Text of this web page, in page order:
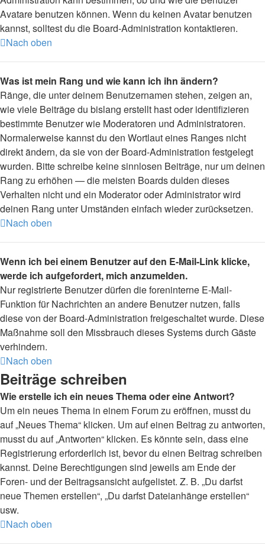
Avatare benutzen können. Wenn du keinen Avatar benutzen
kannst, solltest du die Board-Administration kontaktieren.
Nach oben
Was ist mein Rang und wie kann ich ihn ändern?
Ränge, die unter deinem Benutzernamen stehen, zeigen an,
wie viele Beiträge du bislang erstellt hast oder identifizieren
bestimmte Benutzer wie Moderatoren und Administratoren.
Normalerweise kannst du den Wortlaut eines Ranges nicht
direkt ändern, da sie von der Board-Administration festgelegt
wurden. Bitte schreibe keine sinnlosen Beiträge, nur um deinen
Rang zu erhöhen — die meisten Boards dulden dieses
Verhalten nicht und ein Moderator oder Administrator wird
deinen Rang unter Umständen einfach wieder zurücksetzen.
Nach oben
Wenn ich bei einem Benutzer auf den E-Mail-Link klicke,
werde ich aufgefordert, mich anzumelden.
Nur registrierte Benutzer dürfen die foreninterne E-Mail-
Funktion für Nachrichten an andere Benutzer nutzen, falls
diese von der Board-Administration freigeschaltet wurde. Diese
Maßnahme soll den Missbrauch dieses Systems durch Gäste
verhindern.
Nach oben
Beiträge schreiben
Wie erstelle ich ein neues Thema oder eine Antwort?
Um ein neues Thema in einem Forum zu eröffnen, musst du
auf „Neues Thema“ klicken. Um auf einen Beitrag zu antworten,
musst du auf „Antworten“ klicken. Es könnte sein, dass eine
Registrierung erforderlich ist, bevor du einen Beitrag schreiben
kannst. Deine Berechtigungen sind jeweils am Ende der
Foren- und der Beitragsansicht aufgelistet. Z. B. „Du darfst
neue Themen erstellen“, „Du darfst Dateianhänge erstellen“
usw.
Nach oben